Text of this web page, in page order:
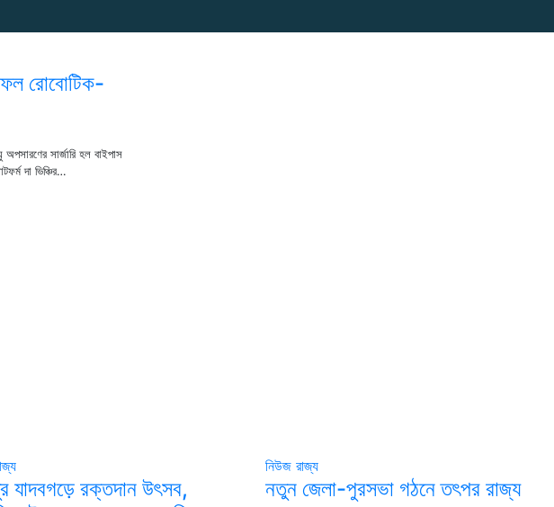
রোবোটিক-
সার্জারি হল বাইপাস
দা ভিঞ্চির…
যাদবগড়ে রক্তদান উৎসব,
নিউজ রাজ্য
নতুন জেলা-পুরসভা গঠনে তৎপর রাজ্য